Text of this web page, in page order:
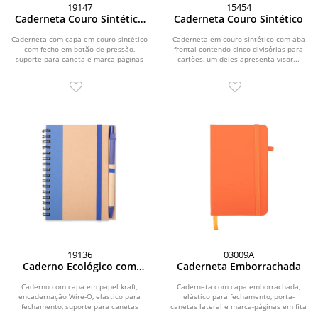
19147
Caderneta Couro Sintético
Caderneta com capa em couro sintético
com fecho em botão de pressão,
suporte para caneta e marca-páginas
15454
Caderneta Couro Sintético
Caderneta em couro sintético com aba
frontal contendo cinco divisórias para
cartões, um deles apresenta visor...
19136
Caderno Ecológico com
Caderno com capa em papel kraft,
encadernação Wire-O, elástico para
fechamento, suporte para canetas
03009A
Caderneta Emborrachada
Caderneta com capa emborrachada,
elástico para fechamento, porta-
canetas lateral e marca-páginas em fita